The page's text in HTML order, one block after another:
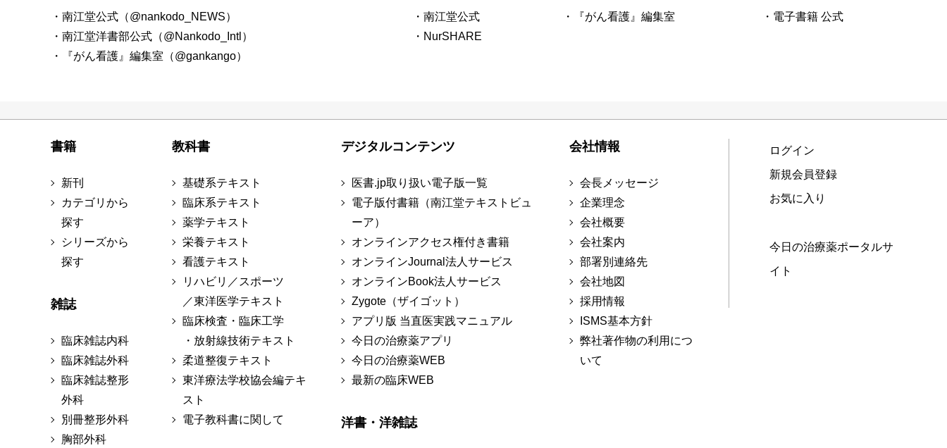
・南江堂公式（@nankodo_NEWS）
・南江堂洋書部公式（@Nankodo_Intl）
・『がん看護』編集室（@gankango）
・南江堂公式
・NurSHARE
・『がん看護』編集室 ・電子書籍 公式
書籍
新刊
カテゴリから
探す
シリーズから
探す
雑誌
臨床雑誌内科
臨床雑誌外科
臨床雑誌整形
外科
別冊整形外科
胸部外科
教科書
基礎系テキスト
臨床系テキスト
薬学テキスト
栄養テキスト
看護テキスト
リハビリ／スポーツ
／東洋医学テキスト
臨床検査・臨床工学
・放射線技術テキスト
柔道整復テキスト
東洋療法学校協会編テキ
スト
電子教科書に関して
デジタルコンテンツ
医書.jp取り扱い電子版一覧
電子版付書籍（南江堂テキストビュ
ーア）
オンラインアクセス権付き書籍
オンラインJournal法人サービス
オンラインBook法人サービス
Zygote（ザイゴット）
アプリ版 当直医実践マニュアル
今日の治療薬アプリ
今日の治療薬WEB
最新の臨床WEB
洋書・洋雑誌
会社情報
会長メッセージ
企業理念
会社概要
会社案内
部署別連絡先
会社地図
採用情報
ISMS基本方針
弊社著作物の利用につ
いて
ログイン
新規会員登録
お気に入り
今日の治療薬ポータルサ
イト